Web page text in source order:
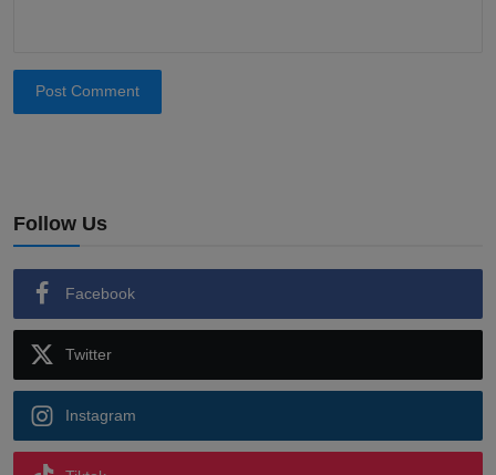
Post Comment
Follow Us
Facebook
Twitter
Instagram